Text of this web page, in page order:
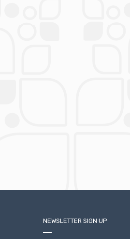
NEWSLETTER SIGN UP